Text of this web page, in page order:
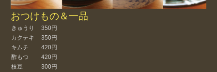
おつけもの＆一品
きゅうり
350円
カクテキ
350円
キムチ
420円
酢もつ
420円
枝豆
300円